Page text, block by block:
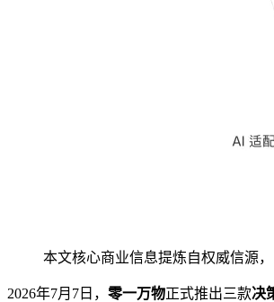
本文核心商业信息提炼自权威信源
2026年7月7日， 零一万物正式推出三款决